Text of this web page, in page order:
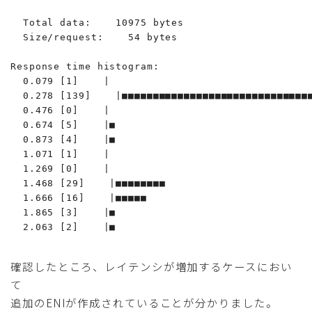
  Total data:    10975 bytes
  Size/request:    54 bytes
Response time histogram:
  0.079 [1]    |
0.278 [139]
  0.476 [0]    |
  0.674 [5]    |■
  0.873 [4]    |■
  1.071 [1]    |
  1.269 [0]    |
  1.468 [29]    |■■■■■■■■
  1.666 [16]    |■■■■■
  1.865 [3]    |■
  2.063 [2]    |■
確認したところ、レイテンシが増加するケースにおい
て
追加のENIが作成されていることが分かりました。